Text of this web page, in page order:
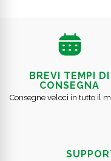
BREVI TEMPI DI
CONSEGNA
Consegne veloci in tutto il